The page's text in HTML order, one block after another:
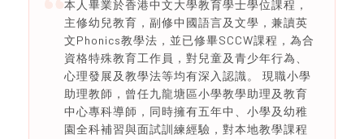
本人畢業於香港中文大學教育學士學位課程，
主修幼兒教育，副修中國語言及文學，兼讀英
文Phonics教學法，並已修畢SCCW課程，為合
資格特殊教育工作員，對兒童及青少年行為、
心理發展及教學法等均有深入認識。 現職小學
助理教師，曾任九龍塘區小學教學助理及教育
中心專科導師，同時擁有五年中、小學及幼稚
園全科補習與面試訓練經驗，對本地教學課程